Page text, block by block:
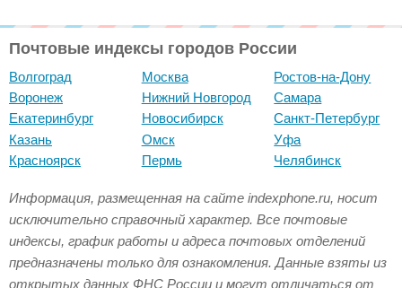
Почтовые индексы городов России
Волгоград
Воронеж
Екатеринбург
Казань
Красноярск
Москва
Нижний Новгород
Новосибирск
Омск
Пермь
Ростов-на-Дону
Самара
Санкт-Петербург
Уфа
Челябинск
Информация, размещенная на сайте indexphone.ru, носит
исключительно справочный характер. Все почтовые
индексы, график работы и адреса почтовых отделений
предназначены только для ознакомления. Данные взяты из
открытых данных ФНС России и могут отличаться от